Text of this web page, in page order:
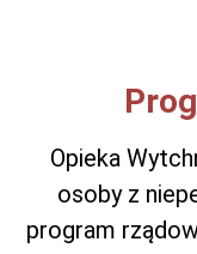
Opieka
osoby z
program